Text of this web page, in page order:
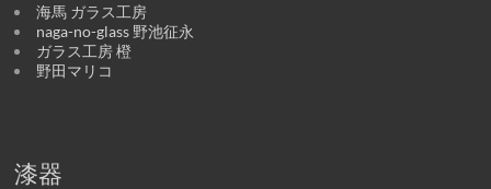
海馬 ガラス工房
naga-no-glass 野池征永
ガラス工房 橙
野田マリコ
漆器